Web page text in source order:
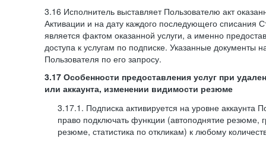
3.16 Исполнитель выставляет Пользователю акт
Активации и на дату каждого последующего списания
является фактом оказанной услуги, а именно
доступа к услугам по подписке. Указанные документы
Пользователя по его запросу.
3.17 Особенности предоставления услуг при
или аккаунта, изменении видимости резюме
3.17.1. Подписка активируется на уровне аккаунта
право подключать функции (автоподнятие резюме,
резюме, статистика по откликам) к любому